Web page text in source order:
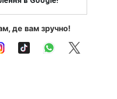
де вам зручно!